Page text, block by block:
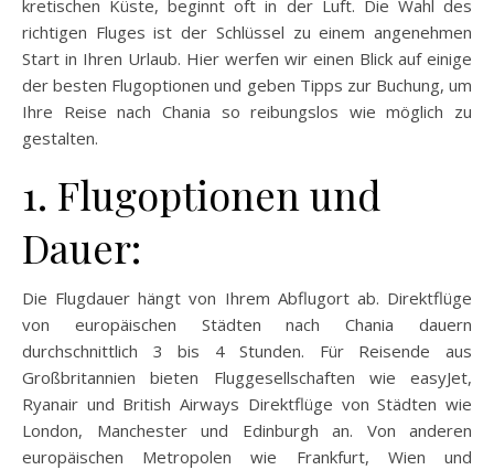
kretischen Küste, beginnt oft in der Luft. Die Wahl des
richtigen Fluges ist der Schlüssel zu einem angenehmen
Start in Ihren Urlaub. Hier werfen wir einen Blick auf einige
der besten Flugoptionen und geben Tipps zur Buchung, um
Ihre Reise nach Chania so reibungslos wie möglich zu
gestalten.
1. Flugoptionen und
Dauer:
Die Flugdauer hängt von Ihrem Abflugort ab. Direktflüge
von europäischen Städten nach Chania dauern
durchschnittlich 3 bis 4 Stunden. Für Reisende aus
Großbritannien bieten Fluggesellschaften wie easyJet,
Ryanair und British Airways Direktflüge von Städten wie
London, Manchester und Edinburgh an. Von anderen
europäischen Metropolen wie Frankfurt, Wien und